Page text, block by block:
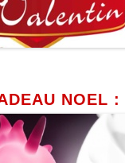
NOEL